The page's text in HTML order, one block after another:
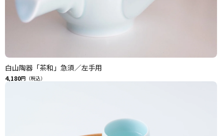
白山陶器「茶和」急須／左手用
4,180円（税込）